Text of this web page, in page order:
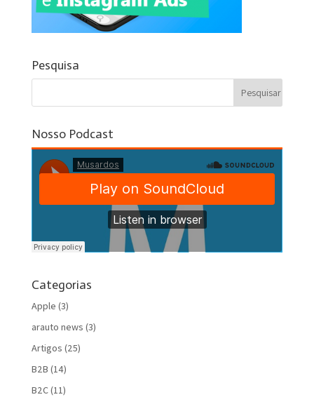
Pesquisa
Nosso Podcast
Categorias
Apple (3)
arauto news (3)
Artigos (25)
B2B (14)
B2C(11)